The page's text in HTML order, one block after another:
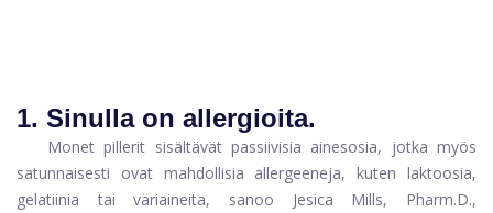
1. Sinulla on allergioita.
Monet pillerit sisältävät passiivisia ainesosia, jotka myös
satunnaisesti ovat mahdollisia allergeeneja, kuten laktoosia,
gelatiinia tai väriaineita, sanoo Jesica Mills, Pharm.D.,